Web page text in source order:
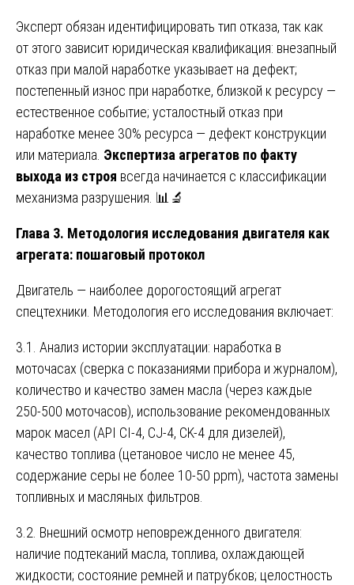
Эксперт обязан идентифицировать тип отказа, так как
от этого зависит юридическая квалификация: внезапный
отказ при малой наработке указывает на дефект;
постепенный износ при наработке, близкой к ресурсу —
естественное событие; усталостный отказ при
наработке менее 30% ресурса — дефект конструкции
или материала. Экспертиза агрегатов по факту
выхода из строя всегда начинается с классификации
механизма разрушения. 📊🔬
Глава 3. Методология исследования двигателя как
агрегата: пошаговый протокол
Двигатель — наиболее дорогостоящий агрегат
спецтехники. Методология его исследования включает:
3.1. Анализ истории эксплуатации: наработка в
моточасах (сверка с показаниями прибора и журналом),
количество и качество замен масла (через каждые
250-500 моточасов), использование рекомендованных
марок масел (API CI-4, CJ-4, CK-4 для дизелей),
качество топлива (цетановое число не менее 45,
содержание серы не более 10-50 ppm), частота замены
топливных и масляных фильтров.
3.2. Внешний осмотр неповрежденного двигателя:
наличие подтеканий масла, топлива, охлаждающей
жидкости; состояние ремней и патрубков; целостность